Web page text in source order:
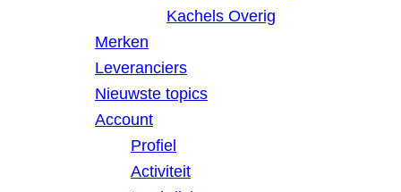
Kachels Overig
Merken
Leveranciers
Nieuwste topics
Account
Profiel
Activiteit